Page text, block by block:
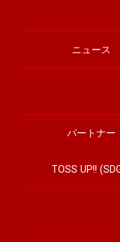
ニュース
パートナー
TOSS UP!!